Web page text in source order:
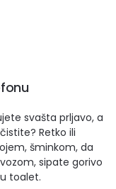
svašta prljavo, a
Retko ili
šminkom, da
sipate gorivo
toalet.